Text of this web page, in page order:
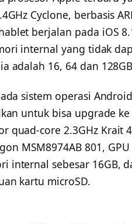
Cyclone, berbasis
berjalan pada iOS
internal yang tidak
adalah 16, 64 dan
sistem operasi
untuk bisa upgrade
quad-core 2.3GHz Krait
MSM8974AB 801,
internal sebesar 16GB,
kartu microSD.